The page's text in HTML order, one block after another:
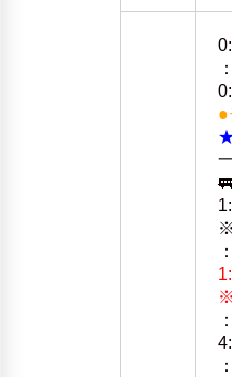
：
●
★
：
：